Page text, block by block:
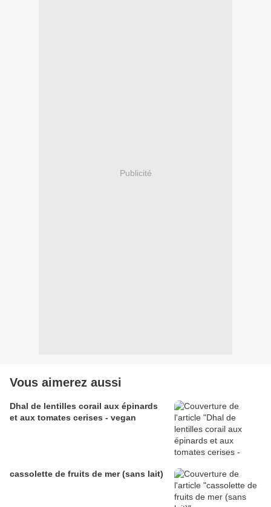
Publicité
Vous aimerez aussi
Dhal de lentilles corail aux épinards
et aux tomates cerises - vegan
cassolette de fruits de mer (sans lait)